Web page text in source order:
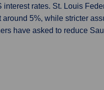
rates. St. Louis
5%, while stricter
have asked to reduce